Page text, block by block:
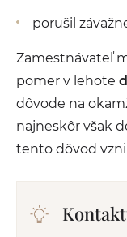
porušil
Zamestnávateľ
pomer v lehote
dôvode na
najneskôr však
tento dôvod